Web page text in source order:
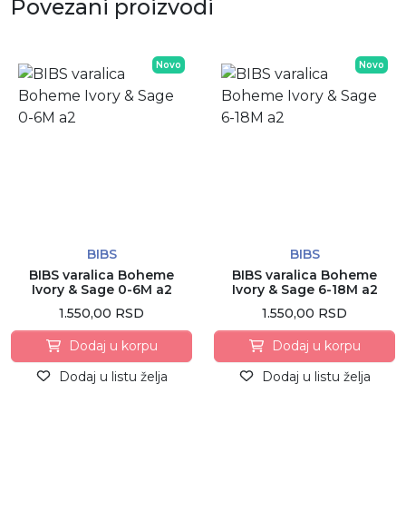
Povezani proizvodi
Novo
BIBS
BIBS varalica Boheme
Ivory & Sage 0-6M a2
1.550,00 RSD
Dodaj u korpu
Dodaj u listu želja
Novo
BIBS
BIBS varalica Boheme
Ivory & Sage 6-18M a2
1.550,00 RSD
Dodaj u korpu
Dodaj u listu želja